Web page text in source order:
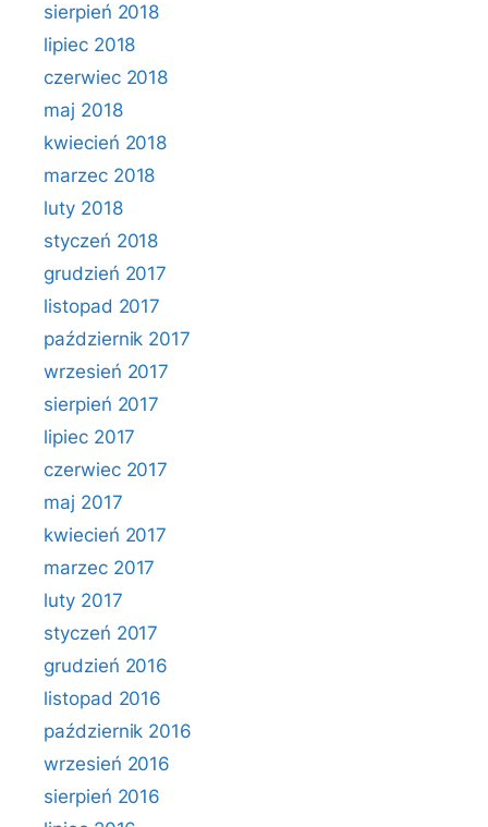
sierpień 2018
lipiec 2018
czerwiec 2018
maj 2018
kwiecień 2018
marzec 2018
luty 2018
styczeń 2018
grudzień 2017
listopad 2017
październik 2017
wrzesień 2017
sierpień 2017
lipiec 2017
czerwiec 2017
maj 2017
kwiecień 2017
marzec 2017
luty 2017
styczeń 2017
grudzień 2016
listopad 2016
październik 2016
wrzesień 2016
sierpień 2016